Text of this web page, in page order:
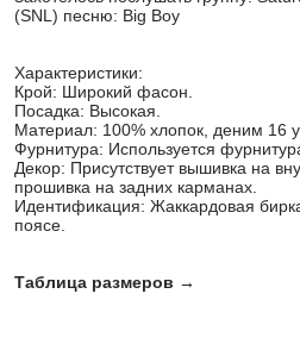
(SNL) песню: Big Boy
Характеристики:
Крой: Широкий фасон.
Посадка: Высокая.
Материал: 100% хлопок, деним 16
Фурнитура: Используется
Декор: Присутствует вышивка на
прошивка на задних карманах.
Идентификация: Жаккардовая
поясе.
Таблица размеров →